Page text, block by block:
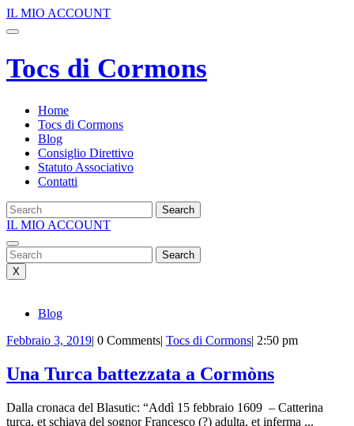
Salta
al
IL MIO ACCOUNTIL
Apri
Tocs di Cormons
Home
Tocs di Cormons
Blog
Consiglio Direttivo
Statuto Associativo
Contatti
Search
for:
IL MIO ACCOUNTIL
ACCOUNT
Close
Menu
Search
for:
X
Blog
Febbraio 3, 2019Febbraio
2019
| 0 Comments| Tocs di CormonsTocs
Cormons
| 2:50 pm
Una Turca battezzata a CormònsUna
Dalla cronaca del Blasutic: “Addì 15 febbraio 1609 – Catterina
turca, et schiava del sognor Francesco (?) adulta, et inferma ...